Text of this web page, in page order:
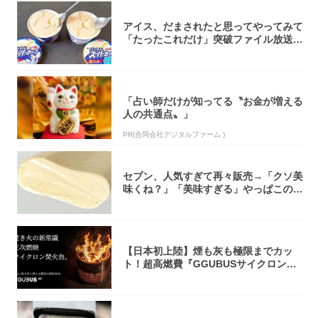
アイス、だまされたと思ってやってみて
「たったこれだけ」突破ファイル放送で
「占い師だけが知ってる〝お金が増える
人の共通点〟」
PR(合同会社デジタルファーム )
セブン、人気すぎて再々販売→「クソ美
味くね？」「美味すぎる」やっぱこのク
【日本初上陸】煙も灰も極限までカッ
ト！超高燃費『GGUBUSサイクロン焚